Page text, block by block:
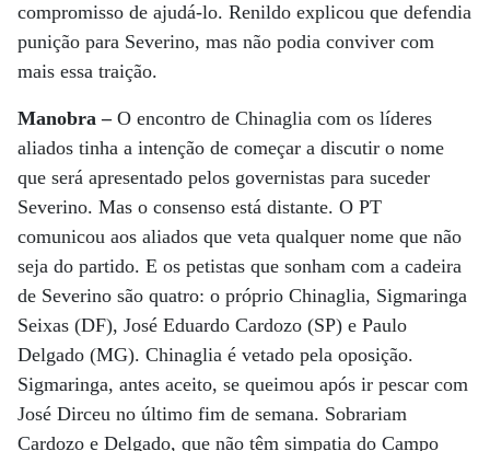
compromisso de ajudá-lo. Renildo explicou que defendia
punição para Severino, mas não podia conviver com
mais essa traição.
Manobra – O encontro de Chinaglia com os líderes
aliados tinha a intenção de começar a discutir o nome
que será apresentado pelos governistas para suceder
Severino. Mas o consenso está distante. O PT
comunicou aos aliados que veta qualquer nome que não
seja do partido. E os petistas que sonham com a cadeira
de Severino são quatro: o próprio Chinaglia, Sigmaringa
Seixas (DF), José Eduardo Cardozo (SP) e Paulo
Delgado (MG). Chinaglia é vetado pela oposição.
Sigmaringa, antes aceito, se queimou após ir pescar com
José Dirceu no último fim de semana. Sobrariam
Cardozo e Delgado, que não têm simpatia do Campo